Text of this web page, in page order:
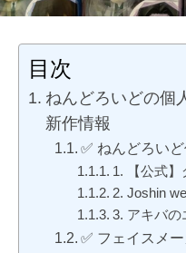
目次
ねんどろいどの個
新作情報
✅ ねんどろい
1. 【公式】
2. Joshin
3. アキバの
✅ フェイスメ